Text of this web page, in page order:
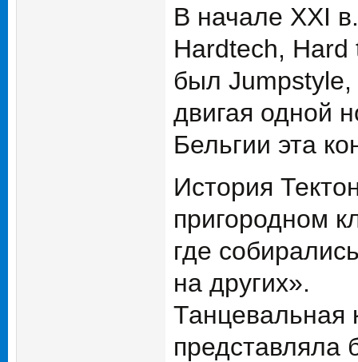
В начале XXI
Hardtech,
был Jumpstyle,
двигая одной
Бельгии эта
История
пригородном
где
на других».
Танцевальная
представляла